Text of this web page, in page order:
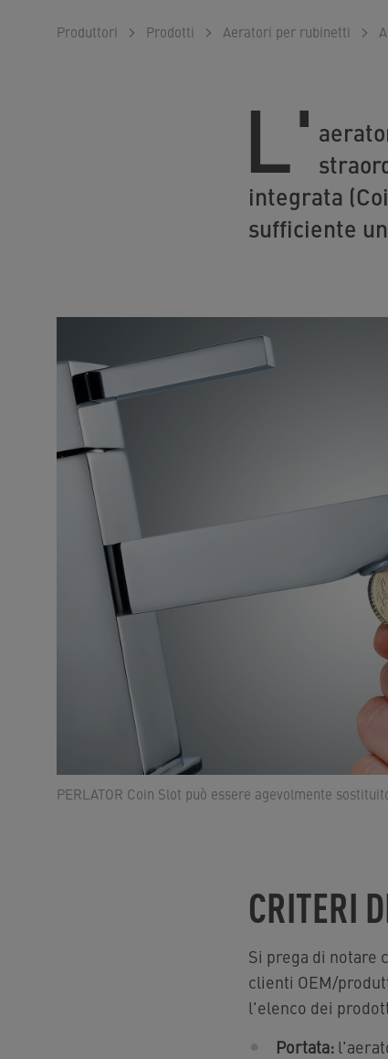
Produttori Prodotti Aeratori per rubinetti
L'
integrata
sufficiente
PERLATOR Coin Slot può essere agevolmente
CRITERI
Si prega di notare
clienti OEM/
l'elenco dei
Portata: